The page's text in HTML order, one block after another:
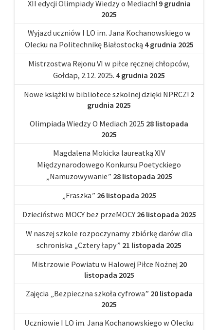
XII edycji Olimpiady Wiedzy o Mediach! 9 grudnia
2025
Wyjazd uczniów I LO im. Jana Kochanowskiego w
Olecku na Politechnikę Białostocką 4 grudnia 2025
Mistrzostwa Rejonu VI w piłce ręcznej chłopców,
Gołdap, 2.12. 2025. 4 grudnia 2025
Nowe książki w bibliotece szkolnej dzięki NPRCZ! 2
grudnia 2025
Olimpiada Wiedzy O Mediach 2025 28 listopada
2025
Magdalena Mokicka laureatką XIV
Międzynarodowego Konkursu Poetyckiego
„Namuzowywanie” 28 listopada 2025
„Fraszka” 26 listopada 2025
Dzieciństwo MOCY bez przeMOCY 26 listopada 2025
W naszej szkole rozpoczynamy zbiórkę darów dla
schroniska „Cztery łapy” 21 listopada 2025
Mistrzowie Powiatu w Halowej Piłce Nożnej 20
listopada 2025
Zajęcia „Bezpieczna szkoła cyfrowa” 20 listopada
2025
Uczniowie I LO im. Jana Kochanowskiego w Olecku